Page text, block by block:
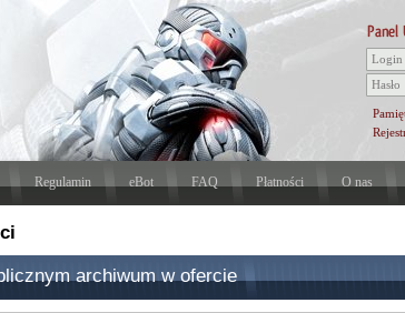
Regulamin eBot FAQ Płatności O nas
archiwum w ofercie